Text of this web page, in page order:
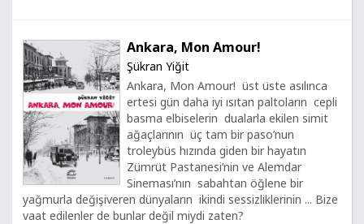
Ankara, Mon Amour!
Şükran Yiğit
Ankara, Mon Amour! üst üste asılınca
ertesi gün daha iyi ısıtan paltoların cepli
basma elbiselerin dualarla ekilen simit
ağaçlarının üç tam bir paso’nun
troleybüs hızında giden bir hayatın
Zümrüt Pastanesi’nin ve Alemdar
Sineması’nın sabahtan öğlene bir
yağmurla değişiveren dünyaların ikindi sessizliklerinin ... Bize
vaat edilenler de bunlar değil miydi zaten?